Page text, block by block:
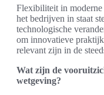
Flexibiliteit in
het bedrijven in staat
technologische
om innovatieve
relevant zijn in de
Wat zijn de
wetgeving?